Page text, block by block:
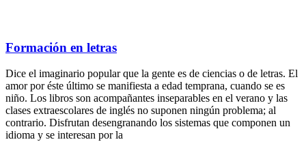
Formación en letras
Dice el imaginario popular que la gente es de ciencias o de letras. El
amor por éste último se manifiesta a edad temprana, cuando se es
niño. Los libros son acompañantes inseparables en el verano y las
clases extraescolares de inglés no suponen ningún problema; al
contrario. Disfrutan desengranando los sistemas que componen un
idioma y se interesan por la